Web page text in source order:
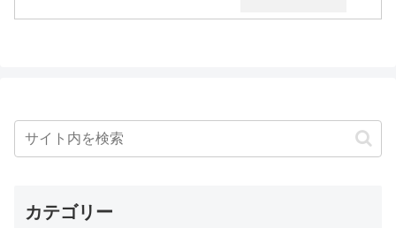
カテゴリー